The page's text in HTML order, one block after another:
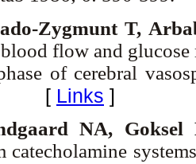
Zygmunt T,
flow and
of cerebral
[ Links ]
NA,
catecholamine